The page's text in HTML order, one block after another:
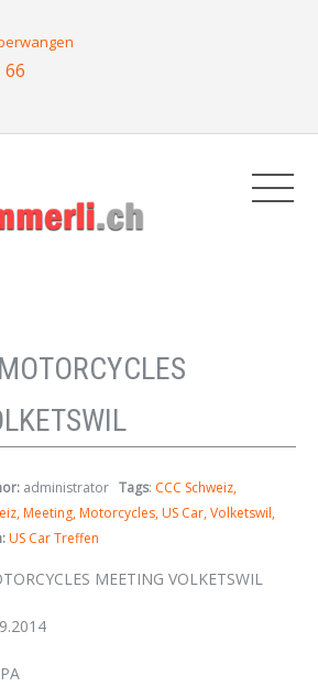
66
administrator Tags: CCC Schweiz
Meeting Motorcycles US Car Volketswil
US Car Treffen
MEETING VOLKETSWIL